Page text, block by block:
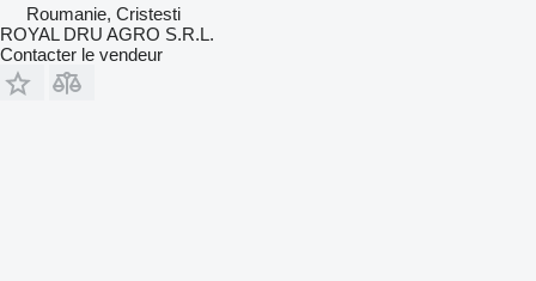
Roumanie, Cristesti
ROYAL DRU AGRO S.R.L.
Contacter le vendeur